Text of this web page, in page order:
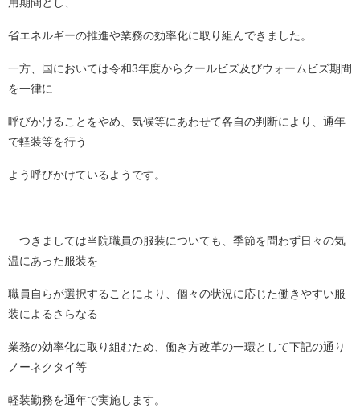
省エネルギーの推進や業務の効率化に取り組んできました。
一方、国においては令和3年度からクールビズ及びウォームビズ期間
を一律に
呼びかけることをやめ、気候等にあわせて各自の判断により、通年
で軽装等を行う
よう呼びかけているようです。
つきましては当院職員の服装についても、季節を問わず日々の気
温にあった服装を
職員自らが選択することにより、個々の状況に応じた働きやすい服
装によるさらなる
業務の効率化に取り組むため、働き方改革の一環として下記の通り
ノーネクタイ等
軽装勤務を通年で実施します。